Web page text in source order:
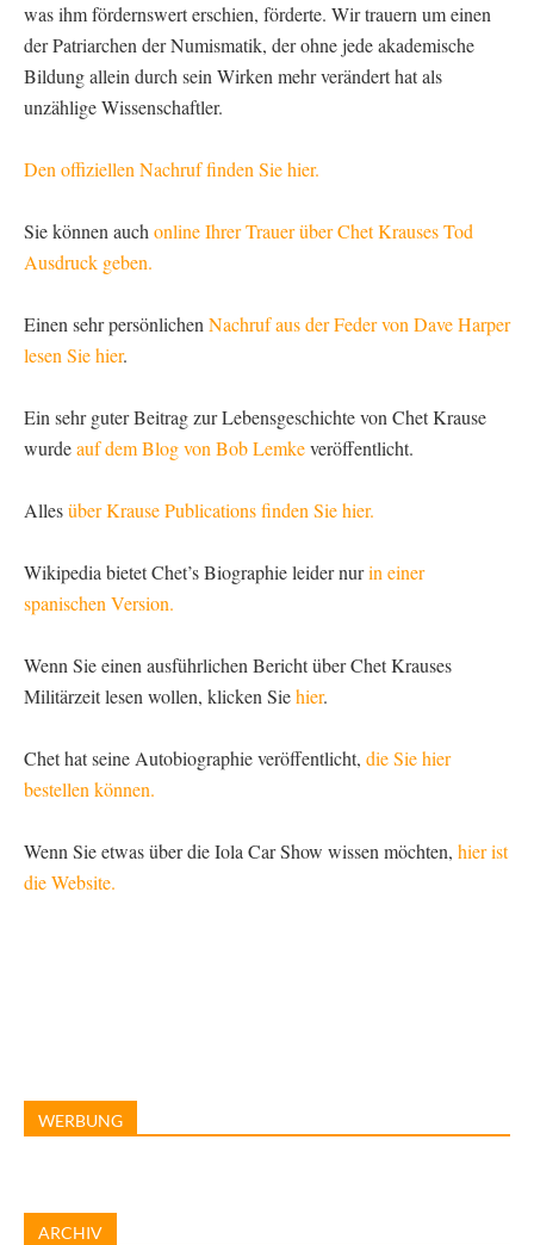
was ihm fördernswert erschien, förderte. Wir trauern um einen
der Patriarchen der Numismatik, der ohne jede akademische
Bildung allein durch sein Wirken mehr verändert hat als
unzählige Wissenschaftler.
Den offiziellen Nachruf finden Sie hier.
Sie können auch online Ihrer Trauer über Chet Krauses Tod
Ausdruck geben.
Einen sehr persönlichen Nachruf aus der Feder von Dave Harper
lesen Sie hier.
Ein sehr guter Beitrag zur Lebensgeschichte von Chet Krause
wurdeauf dem Blog von Bob Lemkeveröffentlicht.
Allesüber Krause Publications finden Sie hier.
Wikipedia bietet Chet’s Biographie leider nurin einer
spanischen Version.
Wenn Sie einen ausführlichen Bericht über Chet Krauses
Militärzeit lesen wollen, klicken Siehier.
Chet hat seine Autobiographie veröffentlicht, die Sie hier
bestellen können.
Wenn Sie etwas über die Iola Car Show wissen möchten, hier ist
die Website.
WERBUNG
ARCHIV